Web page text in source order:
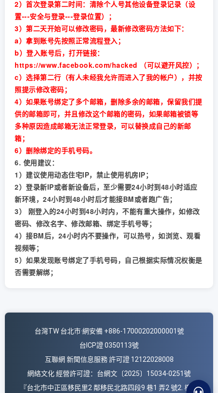
2）首次登录第二时间：清除个人号其他设备登录记录（设
置---安全与登录---登录位置）；
3）第二天开始可以修改密码，最新修改密码方法如下：
a）拿到账号先按照正常流程登入；
b）登入账号后，打开链接：
https://www.facebook.com/hacked （可以避开风控）；
c）选择第二行（有人未经我允许而进入了我的帐户），并按
照提示修改密码；
4）如果账号绑定了多个邮箱，删除多余的邮箱，保留我们提
供的邮箱即可，并且修改这个邮箱的密码，如果邮箱被锁等
多种原因造成邮箱无法正常登录，可以替换成自己的新邮
箱；
6）删除绑定的手机号码。
6. 使用建议：
1）建议使用动态住宅IP，禁止使用机房IP；
2）登录新IP或者新设备后，至少需要24小时到48小时适应
新环境，24小时到48小时后才能接BM或者跑广告；
3） 刚登入的24小时到48小时内，不能有重大操作，如修改
密码、修改名字、修改邮箱、绑定手机号等；
4）接BM后，24小时内不要操作，可以热号，如浏览、观看
视频等；
5）如果发现账号绑定了手机号码，自己根据实际情况权衡是
否需要解绑；
台灣TW 台北市·網安備 +886-17000202000001號
台ICP證 0350113號
互聯網 新聞信息服務 許可證 12122028008
網絡文化 經營許可證：台網文〔2025〕15034-0251號
『台北市中正區移民里2 鄰移民北路四段9 巷1 弄2 號2. 樓』